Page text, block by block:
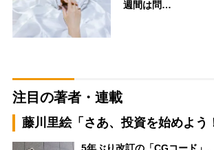
週間は問…
注目の著者・連載
藤川里絵「さあ、投資を始めよう